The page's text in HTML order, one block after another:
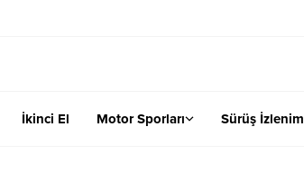
İkinci El Motor Sporları Sürüş